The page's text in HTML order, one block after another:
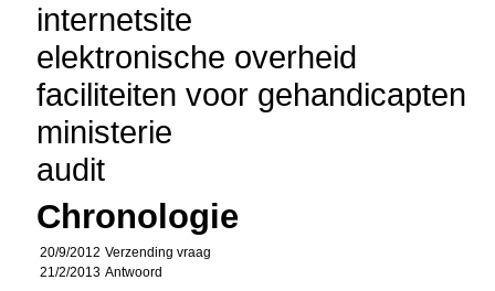
internetsite
elektronische overheid
faciliteiten voor gehandicapten
ministerie
audit
Chronologie
20/9/2012 Verzending vraag
21/2/2013 Antwoord